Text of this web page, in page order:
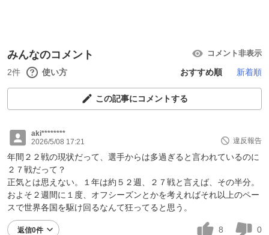
みんなのコメント コメント非表示
2件 使い方 おすすめ順 新着順
この記事にコメントする
aki********
2026/5/08 17:21
違反報告
年間２２戦の現状だって、選手からは多過ぎると言われているのに
２７戦だって？
正気とは思えない。１年は約５２週、２７戦と言えば、その半分。
およそ２週間に１度、オフシーズンとかを考えればそれ以上のペー
スで世界各国を駆け回るなんて狂ってると思う。
返信0件 8 0